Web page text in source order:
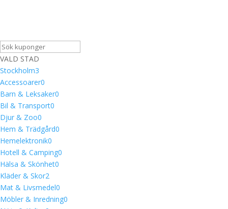
VALD STAD
Stockholm3
Accessoarer0
Barn & Leksaker0
Bil & Transport0
Djur & Zoo0
Hem & Trädgård0
Hemelektronik0
Hotell & Camping0
Hälsa & Skönhet0
Kläder & Skor2
Mat & Livsmedel0
Möbler & Inredning0